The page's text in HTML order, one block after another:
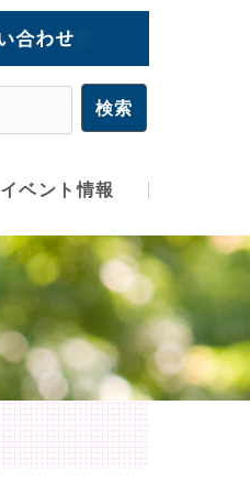
イベント情報